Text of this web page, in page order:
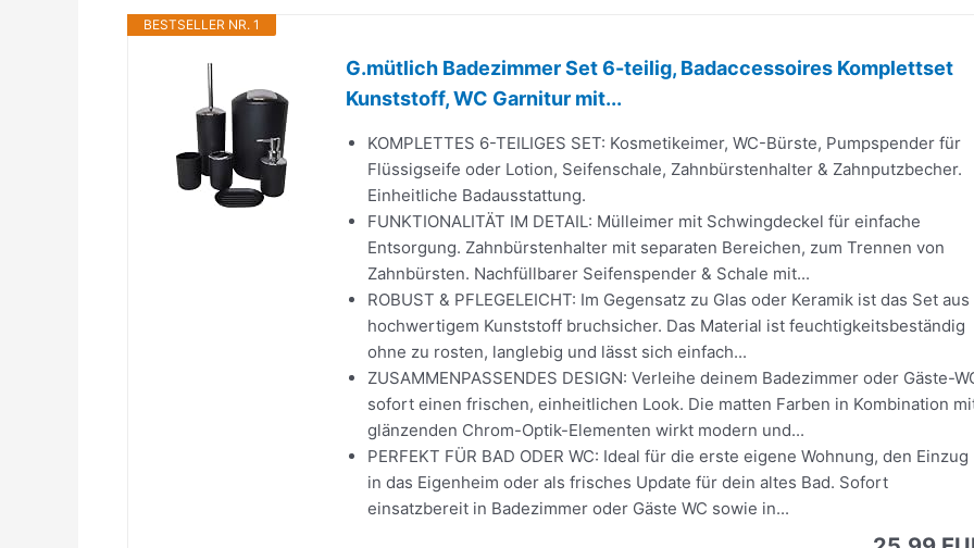
BESTSELLER NR. 1
G.mütlich Badezimmer Set 6-teilig, Badaccessoires Komplettset
Kunststoff, WC Garnitur mit...
KOMPLETTES 6-TEILIGES SET: Kosmetikeimer, WC-Bürste, Pumpspender für
Flüssigseife oder Lotion, Seifenschale, Zahnbürstenhalter & Zahnputzbecher.
Einheitliche Badausstattung.
FUNKTIONALITÄT IM DETAIL: Mülleimer mit Schwingdeckel für einfache
Entsorgung. Zahnbürstenhalter mit separaten Bereichen, zum Trennen von
Zahnbürsten. Nachfüllbarer Seifenspender & Schale mit...
ROBUST & PFLEGELEICHT: Im Gegensatz zu Glas oder Keramik ist das Set aus
hochwertigem Kunststoff bruchsicher. Das Material ist feuchtigkeitsbeständig
ohne zu rosten, langlebig und lässt sich einfach...
ZUSAMMENPASSENDES DESIGN: Verleihe deinem Badezimmer oder Gäste-
sofort einen frischen, einheitlichen Look. Die matten Farben in Kombination
glänzenden Chrom-Optik-Elementen wirkt modern und...
PERFEKT FÜR BAD ODER WC: Ideal für die erste eigene Wohnung, den Einzug
in das Eigenheim oder als frisches Update für dein altes Bad. Sofort
einsatzbereit in Badezimmer oder Gäste WC sowie in...